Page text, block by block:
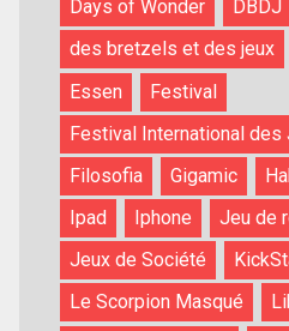
Days of Wonder
DBDJ
des bretzels et des jeux
Essen
Festival
Festival International des
Filosofia
Gigamic
Ipad
Iphone
Jeu de
Jeux de Société
Le Scorpion Masqué